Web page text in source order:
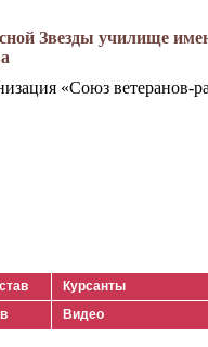
Звезды училище
«Союз ветеранов-
Курсанты
Видео